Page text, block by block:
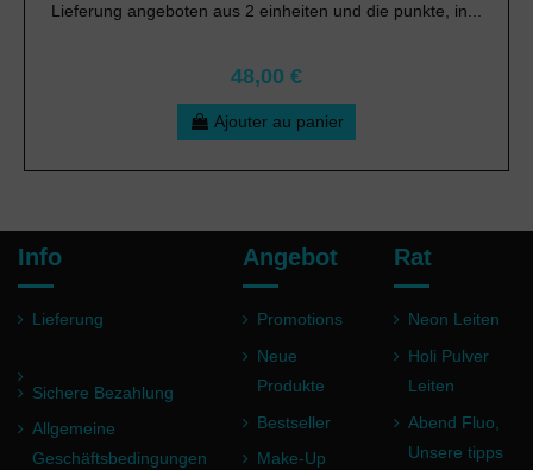
Lieferung angeboten aus 2 einheiten und die punkte, in...
48,00 €
Ajouter au panier
Info
Lieferung
Sichere Bezahlung
Allgemeine
Geschäftsbedingungen
Angebot
Promotions
Neue
Produkte
Bestseller
Make-Up
Rat
Neon Leiten
Holi Pulver
Leiten
Abend Fluo,
Unsere tipps